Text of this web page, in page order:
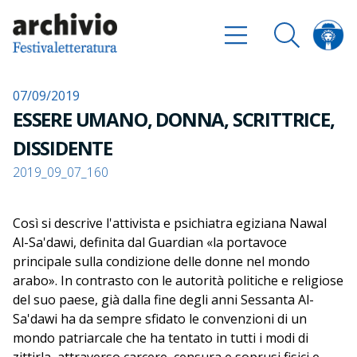
07/09/2019
ESSERE UMANO, DONNA, SCRITTRICE,
DISSIDENTE
2019_09_07_160
Così si descrive l'attivista e psichiatra egiziana Nawal
Al-Sa'dawi, definita dal Guardian «la portavoce
principale sulla condizione delle donne nel mondo
arabo». In contrasto con le autorità politiche e religiose
del suo paese, già dalla fine degli anni Sessanta Al-
Sa'dawi ha da sempre sfidato le convenzioni di un
mondo patriarcale che ha tentato in tutti i modi di